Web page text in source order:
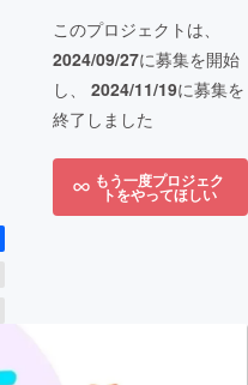
このプロジェクトは、
2024/09/27に募集を開始
し、 2024/11/19に募集を
終了しました
もう一度プロジェク
トをやってほしい